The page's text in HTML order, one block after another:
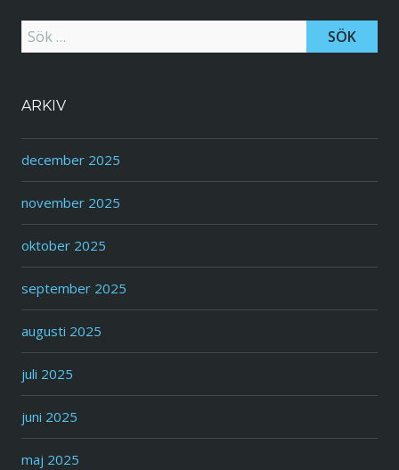
Sök efter:
ARKIV
december 2025
november 2025
oktober 2025
september 2025
augusti 2025
juli 2025
juni 2025
maj 2025